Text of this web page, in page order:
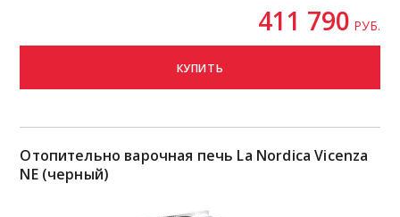
411 790 РУБ.
КУПИТЬ
Отопительно варочная печь La Nordica Vicenza
NE (черный)